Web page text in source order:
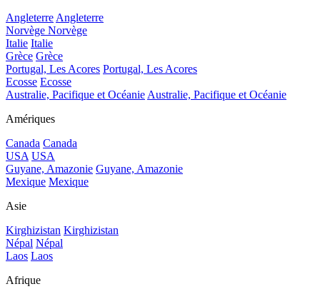
Angleterre Angleterre
Norvège Norvège
Italie Italie
Grèce Grèce
Portugal, Les Acores Portugal, Les Acores
Ecosse Ecosse
Australie, Pacifique et Océanie Australie, Pacifique et Océanie
Amériques
Canada Canada
USA USA
Guyane, Amazonie Guyane, Amazonie
Mexique Mexique
Asie
Kirghizistan Kirghizistan
Népal Népal
Laos Laos
Afrique